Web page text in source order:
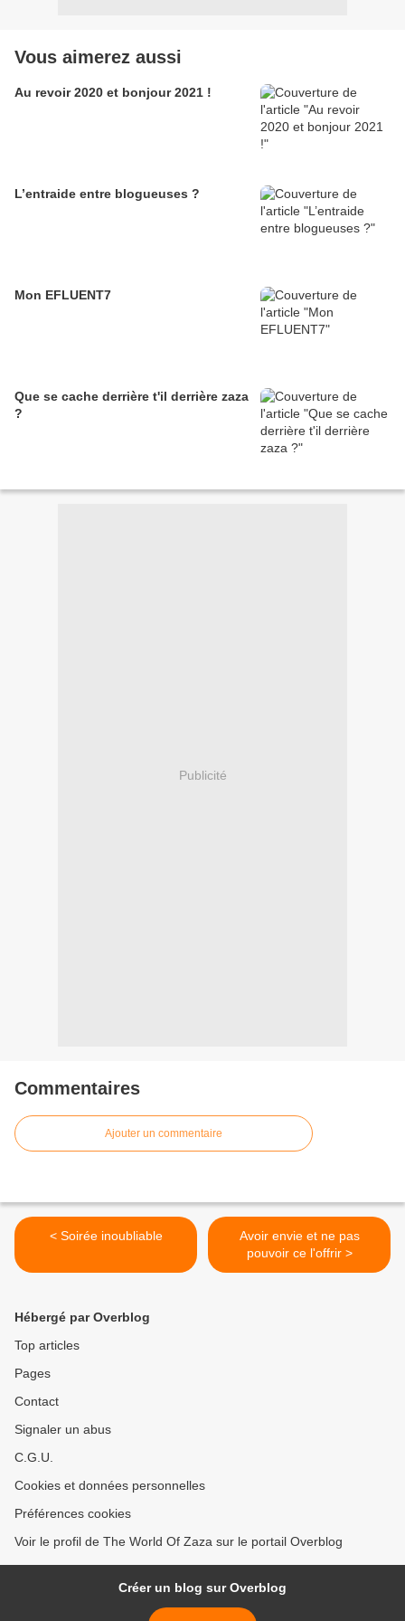
Vous aimerez aussi
Au revoir 2020 et bonjour 2021 !
L’entraide entre blogueuses ?
Mon EFLUENT7
Que se cache derrière t'il derrière zaza
?
Publicité
Commentaires
Ajouter un commentaire
< Soirée inoubliable
Avoir envie et ne pas
pouvoir ce l'offrir >
Hébergé par Overblog
Top articles
Pages
Contact
Signaler un abus
C.G.U.
Cookies et données personnelles
Préférences cookies
Voir le profil de The World Of Zaza sur le portail Overblog
Créer un blog sur Overblog